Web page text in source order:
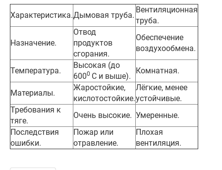
Характеристика.Дымовая труба.
Вентиляционная
труба.
Назначение.
Отвод
продуктов
сгорания.
Обеспечение
воздухообмена.
Температура.
Высокая (до
6000 С и выше).
Комнатная.
Материалы.
Жаростойкие,
кислотостойкие.
Лёгкие, менее
устойчивые.
Требования к
тяге.
Очень высокие. Умеренные.
Последствия
ошибки.
Пожар или
отравление.
Плохая
вентиляция.